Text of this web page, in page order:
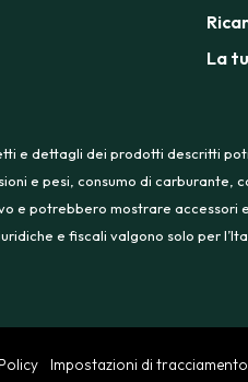
La
e dettagli dei prodotti descritti
e pesi, consumo di
e potrebbero mostrare accessori
e fiscali valgono solo per
Impostazioni di tracciamento